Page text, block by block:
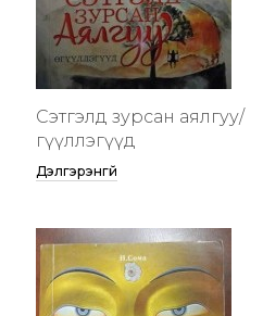
Сэтгэлд зурсан аялгуу/
өгүүллэгүүд
Дэлгэрэнгүй